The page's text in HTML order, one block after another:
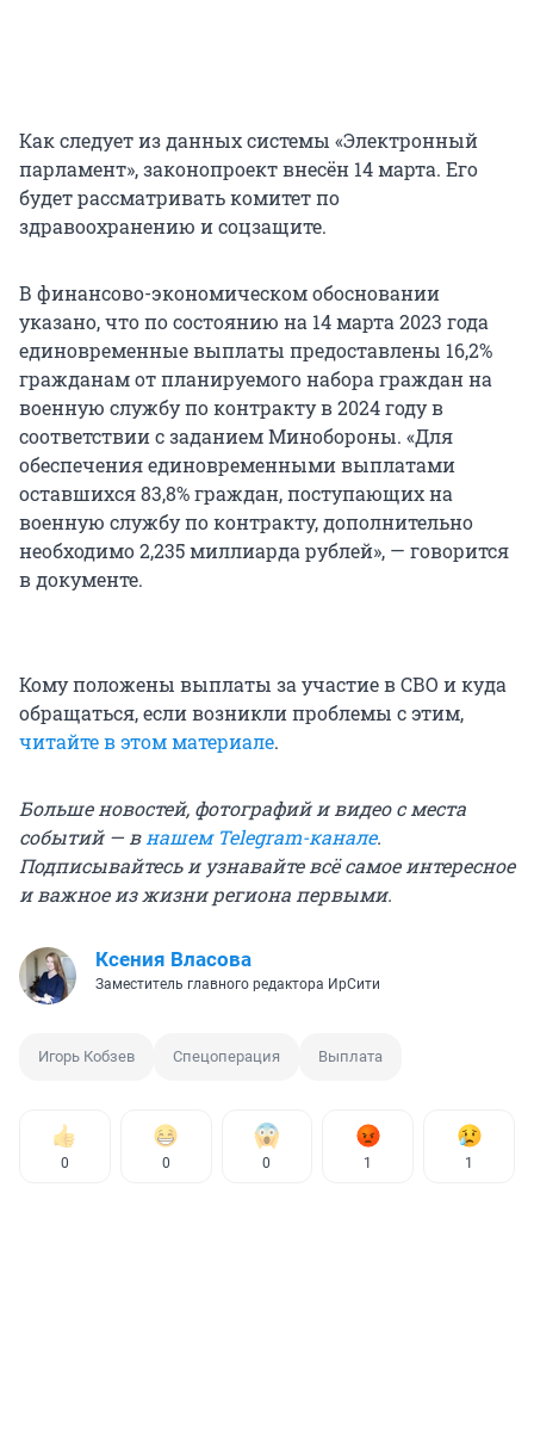
Как следует из данных системы «Электронный
парламент», законопроект внесён 14 марта. Его
будет рассматривать комитет по
здравоохранению и соцзащите.
В финансово-экономическом обосновании
указано, что по состоянию на 14 марта 2023 года
единовременные выплаты предоставлены 16,2%
гражданам от планируемого набора граждан на
военную службу по контракту в 2024 году в
соответствии с заданием Минобороны. «Для
обеспечения единовременными выплатами
оставшихся 83,8% граждан, поступающих на
военную службу по контракту, дополнительно
необходимо 2,235 миллиарда рублей», — говорится
в документе.
Кому положены выплаты за участие в СВО и куда
обращаться, если возникли проблемы с этим,
читайте в этом материале.
Больше новостей, фотографий и видео с места
событий — внашем Telegram-канале.
Подписывайтесь и узнавайте всё самое интересное
и важное из жизни региона первыми.
Ксения Власова
Заместитель главного редактора ИрСити
Игорь Кобзев Спецоперация Выплата
0 0 0 1 1